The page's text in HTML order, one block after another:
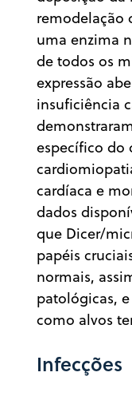
remodelação
uma enzima
de todos os
expressão
insuficiência
específico do
cardíaca e
dados
que Dicer/
papéis
normais,
patológicas,
como alvos
Infecções